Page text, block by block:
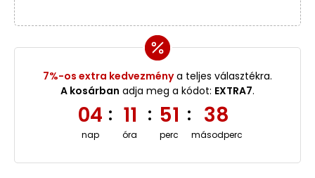
7%-os extra kedvezménya teljes választékra.
A kosárban adja meg a kódot: EXTRA7.
04
nap
: 11
óra
: 51
perc
: 37
másodperc